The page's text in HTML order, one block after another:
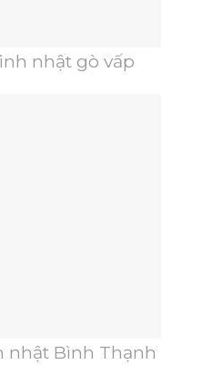
nhật gò vấp
nhật Bình Thạnh